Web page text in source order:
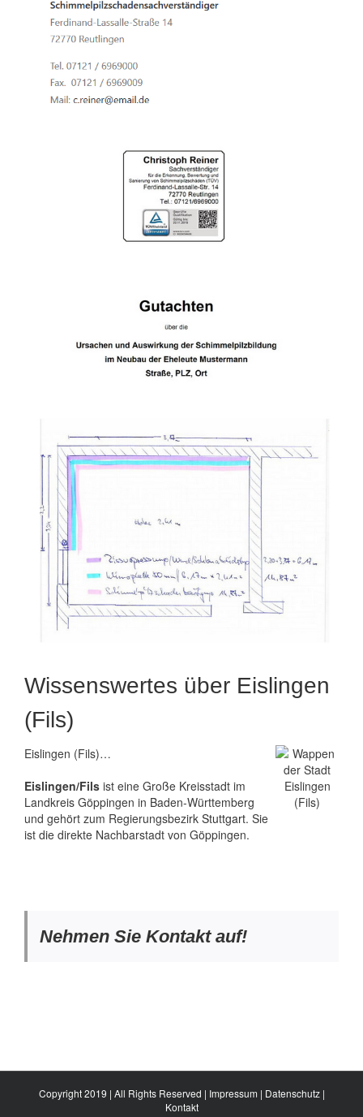
Wissenswertes über Eislingen
(Fils)
Eislingen (Fils)…
Eislingen/Fils ist eine Große Kreisstadt im
Landkreis Göppingen in Baden-Württemberg
und gehört zum Regierungsbezirk Stuttgart. Sie
ist die direkte Nachbarstadt von Göppingen.
Nehmen Sie Kontakt auf!
Copyright 2019 | All Rights Reserved | Impressum | Datenschutz|
Kontakt